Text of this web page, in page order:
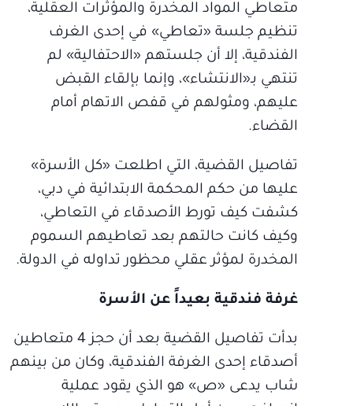
متعاطي المواد المخدرة والمؤثرات العقلية،
تنظيم جلسة «تعاطي» في إحدى الغرف
الفندقية، إلا أن جلستهم «الاحتفالية» لم
تنتهي بـ«الانتشاء»، وإنما بإلقاء القبض
عليهم، ومثولهم في قفص الاتهام أمام
القضاء.
تفاصيل القضية، التي اطلعت «كل الأسرة»
عليها من حكم المحكمة الابتدائية في دبي،
كشفت كيف تورط الأصدقاء في التعاطي،
وكيف كانت حالتهم بعد تعاطيهم السموم
المخدرة لمؤثر عقلي محظور تداوله في الدولة.
غرفة فندقية بعيداً عن الأسرة
بدأت تفاصيل القضية بعد أن حجز 4 متعاطين
أصدقاء إحدى الغرفة الفندقية، وكان من بينهم
شاب يدعى «ص» هو الذي يقود عملية